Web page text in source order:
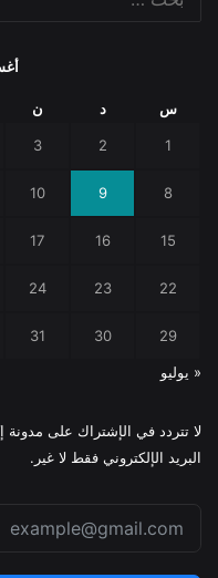
س د ن
1
2
3
8
9
10
15
16
17
22
23
24
29
30
31
« يوليو
لا تتردد في الإشتراك على مدونة
البريد الإلكتروني فقط لا غير.